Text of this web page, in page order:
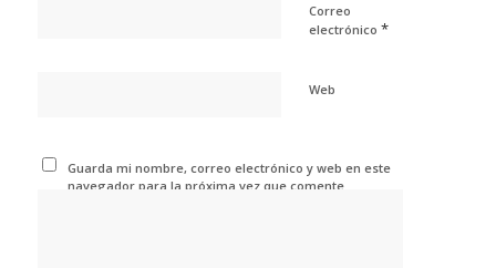
Correo
electrónico *
Web
Guarda mi nombre, correo electrónico y web en este
navegador para la próxima vez que comente.